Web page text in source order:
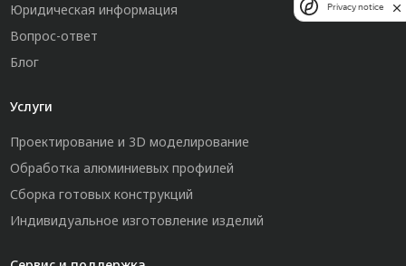
Юридическая информация
Вопрос-ответ
Блог
Услуги
Проектирование и 3D моделирование
Обработка алюминиевых профилей
Сборка готовых конструкций
Индивидуальное изготовление изделий
Privacy notice